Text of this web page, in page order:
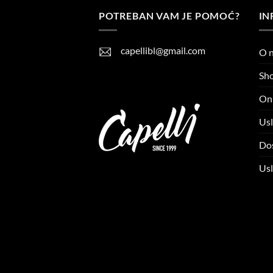
POTREBAN VAM JE POMOĆ?
capellibl@gmail.com
O